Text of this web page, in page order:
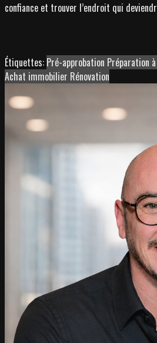
confiance et trouver l’endroit qui
Étiquettes: Pré-approbation Préparation
Achat immobilier Rénovation